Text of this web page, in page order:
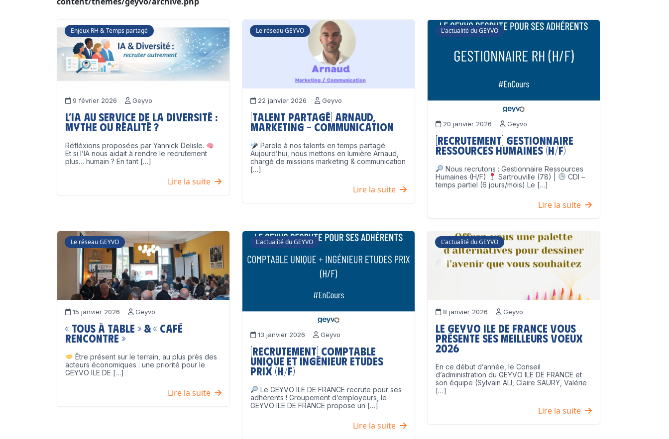
Enjeux RH & Temps partagé
9 février 2026 Geyvo
L’IA au service de la diversité :
mythe ou réalité ?
Réfléxions proposées par Yannick Delisle.
Et si l’IA nous aidait à rendre le recrutement
plus… humain ? En tant […]
Lire la suite
Le réseau GEYVO
22 janvier 2026 Geyvo
[Talent partagé] Arnaud,
Marketing – Communication
Parole à nos talents en temps partagé
Aujourd’hui, nous mettons en lumière Arnaud,
chargé de missions marketing & communication
[…]
Lire la suite
L'actualité du GEYVO
20 janvier 2026 Geyvo
[Recrutement] Gestionnaire
Ressources Humaines (H/F)
Nous recrutons : Gestionnaire Ressources
Humaines (H/F)
Sartrouville (78) |
CDI –
temps partiel (6 jours/mois) Le […]
Lire la suite
Le réseau GEYVO
15 janvier 2026 Geyvo
« Tous à table » & « Café
Rencontre »
Être présent sur le terrain, au plus près des
acteurs économiques : une priorité pour le
GEYVO ILE DE […]
Lire la suite
L'actualité du GEYVO
13 janvier 2026 Geyvo
[Recrutement] Comptable
unique et Ingénieur Etudes
Prix (H/F)
Le GEYVO ILE DE FRANCE recrute pour ses
adhérents ! Groupement d’employeurs, le
GEYVO ILE DE FRANCE propose un […]
Lire la suite
L'actualité du GEYVO
8 janvier 2026 Geyvo
Le GEYVO Ile de France vous
présente ses meilleurs voeux
2026
En ce début d’année, le Conseil
d’administration du GEYVO ILE DE FRANCE et
son équipe (Sylvain ALI, Claire SAURY, Valérie
[…]
Lire la suite